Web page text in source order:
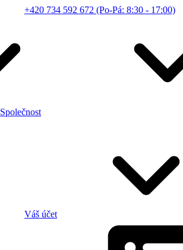
+420 734 592 672 (Po-Pá: 8:30 - 17:00)
Společnost
Váš účet